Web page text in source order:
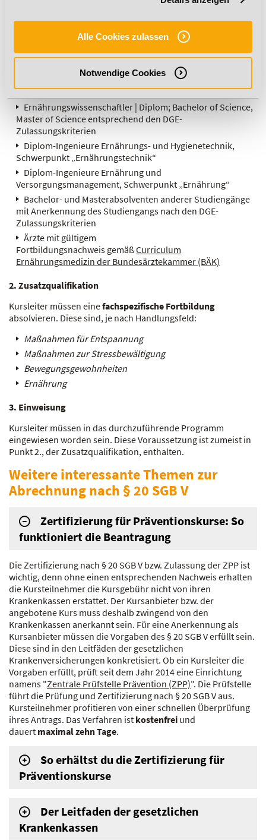
Alle Cookies zulassen
Notwendige Cookies
Ernährung:
Diätassistenten
Oecotrophologen | Diplom
(ernährungswissenschaftliche Ausrichtung); Bachelor of
Science, Master of Science entsprechend den
DGEZulassungskriterien
Ernährungswissenschaftler | Diplom; Bachelor of Science,
Master of Science entsprechend den DGE-
Zulassungskriterien
Diplom-Ingenieure Ernährungs- und Hygienetechnik,
Schwerpunkt „Ernährungstechnik“
Diplom-Ingenieure Ernährung und
Versorgungsmanagement, Schwerpunkt „Ernährung“
Bachelor- und Masterabsolventen anderer Studiengänge
mit Anerkennung des Studiengangs nach den DGE-
Zulassungskriterien
Ärzte mit gültigem
Fortbildungsnachweis gemäßCurriculum
Ernährungsmedizin der Bundesärztekammer (BÄK)
2. Zusatzqualifikation
Kursleiter müssen einefachspezifische Fortbildung
absolvieren. Diese sind, je nach Handlungsfeld:
Maßnahmen für Entspannung
Maßnahmen zur Stressbewältigung
Bewegungsgewohnheiten
Ernährung
3. Einweisung
Kursleiter müssen in das durchzuführende Programm
eingewiesen worden sein. Diese Voraussetzung ist zumeist in
Punkt 2., der Zusatzqualifikation, enthalten.
Weitere interessante Themen zur
Abrechnung nach § 20 SGB V
Zertifizierung für Präventionskurse: So
funktioniert die Beantragung
Die Zertifizierung nach § 20 SGB V bzw. Zulassung der ZPP ist
wichtig, denn ohne einen entsprechenden Nachweis erhalten
die Kursteilnehmer die Kursgebühr nicht von ihren
Krankenkassen erstattet. Der Kursanbieter bzw. der
angebotene Kurs muss deshalb zwingend von den
Krankenkassen anerkannt sein. Für eine Anerkennung als
Kursanbieter müssen die Vorgaben des § 20 SGB V erfüllt sein.
Diese sind in den Leitfäden der gesetzlichen
Krankenversicherungen konkretisiert. Ob ein Kursleiter die
Vorgaben erfüllt, prüft seit dem Jahr 2014 eine Einrichtung
namens "Zentrale Prüfstelle Prävention (ZPP)". Die Prüfstelle
führt die Prüfung und Zertifizierung nach § 20 SGB V aus.
Kursteilnehmer profitieren von einer schnellen Überprüfung
ihres Antrags. Das Verfahren ist kostenfrei und
dauert maximal zehn Tage.
So erhältst du die Zertifizierung für
Präventionskurse
Der Leitfaden der gesetzlichen
Krankenkassen